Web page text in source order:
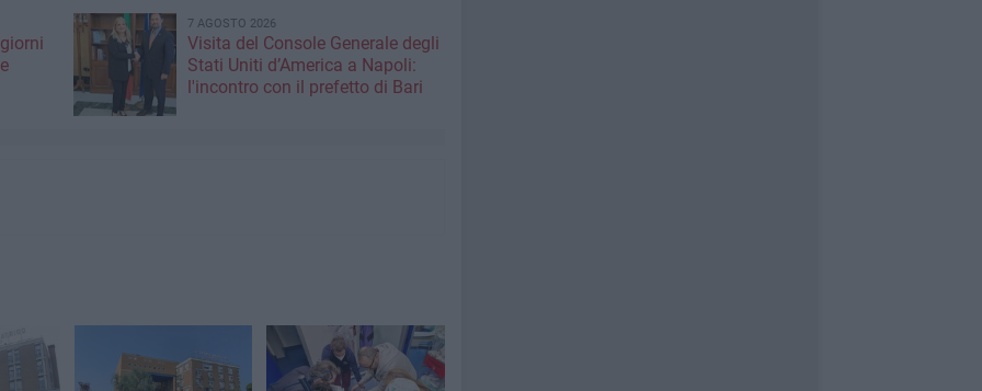
7 AGOSTO 2026
Visita del Console Generale degli
Stati Uniti d’America a Napoli:
l'incontro con il prefetto di Bari